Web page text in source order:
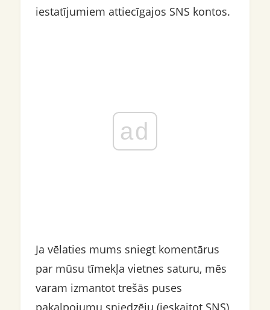
iestatījumiem attiecīgajos SNS kontos.
ad
Ja vēlaties mums sniegt komentārus
par mūsu tīmekļa vietnes saturu, mēs
varam izmantot trešās puses
pakalpojumu sniedzēju (ieskaitot SNS),